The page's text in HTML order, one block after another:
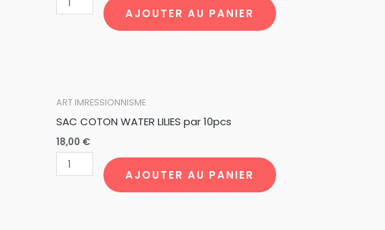
VUE
AJOUTER AU PANIER
ART IMRESSIONNISME
SAC COTON WATER LILIES par 10pcs
18,00 €
quantité
de
SAC
COTON
WATER
AJOUTER AU PANIER